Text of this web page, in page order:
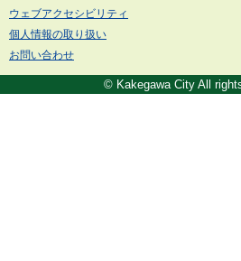
ウェブアクセシビリティ
個人情報の取り扱い
お問い合わせ
© Kakegawa City All